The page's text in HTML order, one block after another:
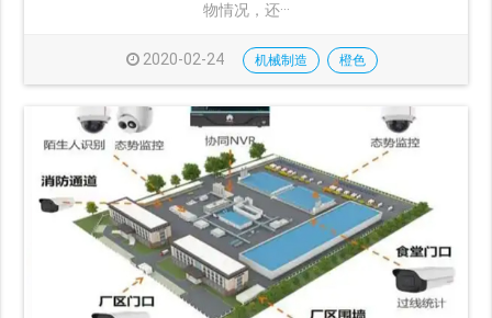
物情况，还···
2020-02-24 机械制造 橙色